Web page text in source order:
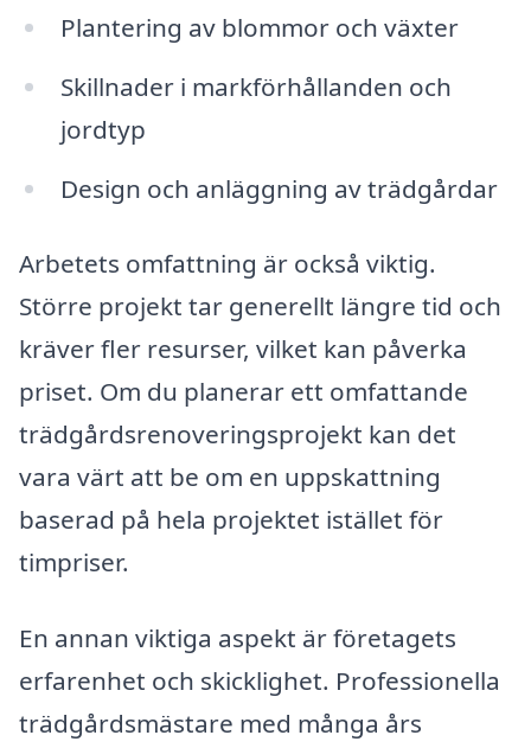
Plantering av blommor och växter
Skillnader i markförhållanden och
jordtyp
Design och anläggning av trädgårdar
Arbetets omfattning är också viktig.
Större projekt tar generellt längre tid och
kräver fler resurser, vilket kan påverka
priset. Om du planerar ett omfattande
trädgårdsrenoveringsprojekt kan det
vara värt att be om en uppskattning
baserad på hela projektet istället för
timpriser.
En annan viktiga aspekt är företagets
erfarenhet och skicklighet. Professionella
trädgårdsmästare med många års